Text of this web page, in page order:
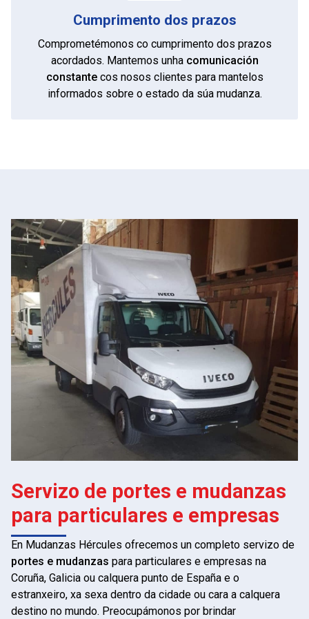
Cumprimento dos prazos
Comprometémonos co cumprimento dos prazos
acordados. Mantemos unha comunicación
constantecos nosos clientes para mantelos
informados sobre o estado da súa mudanza.
Servizo de portes e mudanzas
para particulares e empresas
En Mudanzas Hércules ofrecemos un completo servizo de
portes e mudanzas para particulares e empresas na
Coruña, Galicia ou calquera punto de España e o
estranxeiro, xa sexa dentro da cidade ou cara a calquera
destino no mundo. Preocupámonos por brindar